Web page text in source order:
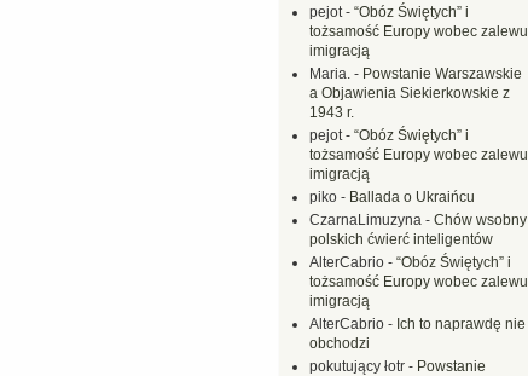
pejot- “Obóz Świętych” i
tożsamość Europy wobec zalewu
imigracją
Maria. - Powstanie Warszawskie
a Objawienia Siekierkowskie z
1943 r.
pejot- “Obóz Świętych” i
tożsamość Europy wobec zalewu
imigracją
piko - Ballada o Ukraińcu
CzarnaLimuzyna - Chów wsobny
polskich ćwierć inteligentów
AlterCabrio - “Obóz Świętych” i
tożsamość Europy wobec zalewu
imigracją
AlterCabrio - Ich to naprawdę nie
obchodzi
pokutujący łotr - Powstanie